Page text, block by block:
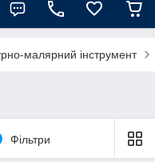
малярний інструмент
Фільтри